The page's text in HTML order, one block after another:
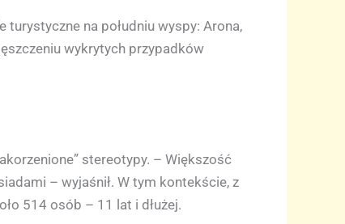
na południu wyspy: Arona,
wykrytych przypadków
stereotypy. – Większość
– wyjaśnił. W tym kontekście, z
514 osób – 11 lat i dłużej.